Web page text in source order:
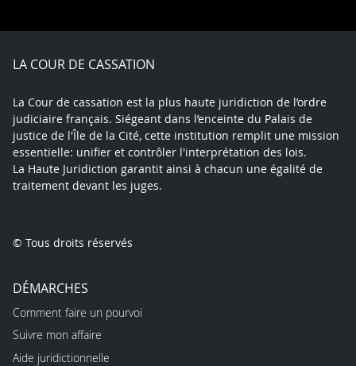
X
FacebookYoutubeLinkedInInstagram
LA COUR DE CASSATION
La Cour de cassation est la plus haute juridiction de l’ordre
judiciaire français. Siégeant dans l’enceinte du Palais de
justice de l'Île de la Cité, cette institution remplit une mission
essentielle: unifier et contrôler l'interprétation des lois.
La Haute Juridiction garantit ainsi à chacun une égalité de
traitement devant les juges.
© Tous droits réservés
DÉMARCHES
Comment faire un pourvoi
Suivre mon affaire
Aide juridictionnelle